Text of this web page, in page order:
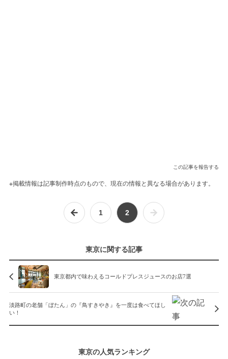
この記事を報告する
※掲載情報は記事制作時点のもので、現在の情報と異なる場合があります。
1 2
東京に関する記事
東京都内で味わえるコールドプレスジュースのお店7選
淡路町の老舗「ぼたん」の『鳥すきやき』を一度は食べてほし
い！
東京の人気ランキング